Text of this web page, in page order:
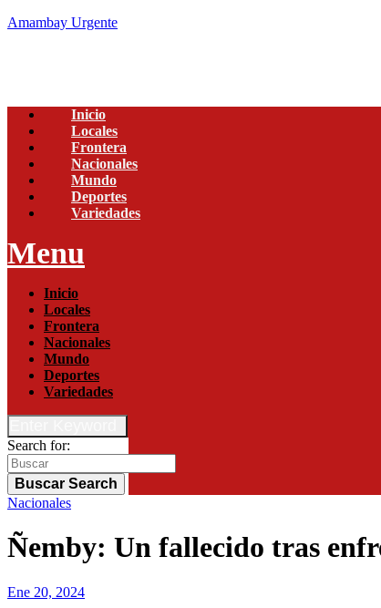
Amambay Urgente
Inicio
Locales
Frontera
Nacionales
Mundo
Deportes
Variedades
Menu
Inicio
Locales
Frontera
Nacionales
Mundo
Deportes
Variedades
Search for:
Buscar Search
Nacionales
Ñemby: Un fallecido tras
Ene 20, 2024